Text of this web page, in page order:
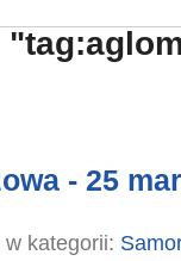
- 25
kategorii: